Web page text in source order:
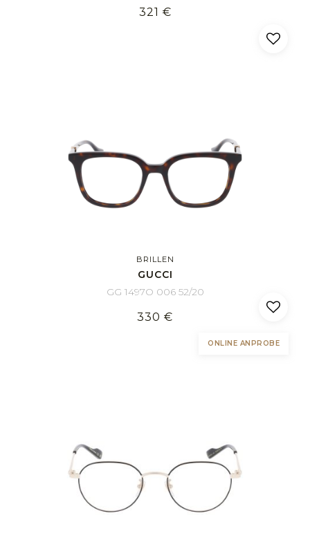
321 €
BRILLEN
GUCCI
GG 1497O 006 52/20
330 €
ONLINE ANPROBE